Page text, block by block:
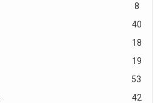
8
40
18
19
53
42